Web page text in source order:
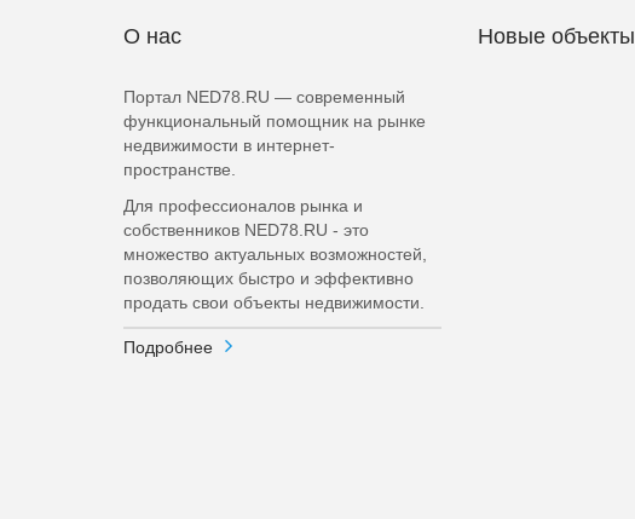
О нас
Портал NED78.RU — современный
функциональный помощник на рынке
недвижимости в интернет-
пространстве.
Для профессионалов рынка и
собственников NED78.RU - это
множество актуальных возможностей,
позволяющих быстро и эффективно
продать свои объекты недвижимости.
Подробнее
Новые объекты